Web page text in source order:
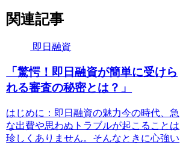
関連記事
即日融資
「驚愕！即日融資が簡単に受けら
れる審査の秘密とは？」
はじめに：即日融資の魅力今の時代、急
な出費や思わぬトラブルが起こることは
珍しくありません。そんなときに心強い